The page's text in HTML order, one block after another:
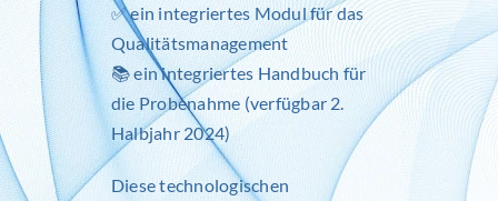
✅ein integriertes Modul für das
Qualitätsmanagement
📚 ein integriertes Handbuch für
die Probenahme (verfügbar 2.
Halbjahr 2024)
Diese technologischen